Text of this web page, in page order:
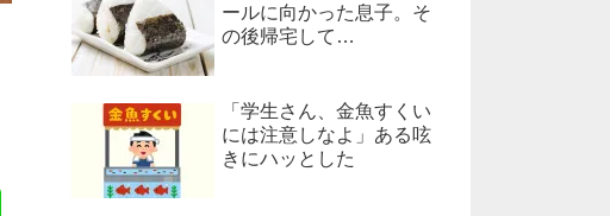
ールに向かった息子。そ
の後帰宅して…
「学生さん、金魚すくい
には注意しなよ」ある呟
きにハッとした